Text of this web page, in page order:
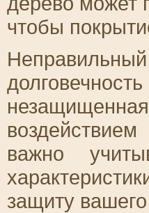
чтобы
важно
защиту